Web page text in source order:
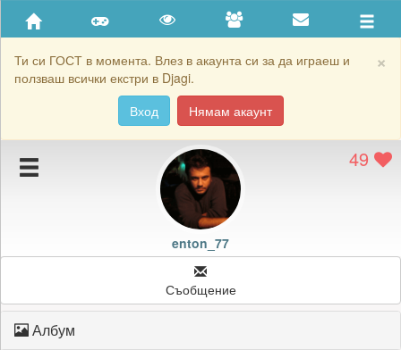
×
Ти си ГОСТ в момента. Влез в акаунта си за да играеш и
ползваш всички екстри в Djagi.
Вход
Нямам акаунт
Приятели
Хронология на игри
Подаръците на enton_77
Картичките на enton_77
49
enton_77
Съобщение
Албум